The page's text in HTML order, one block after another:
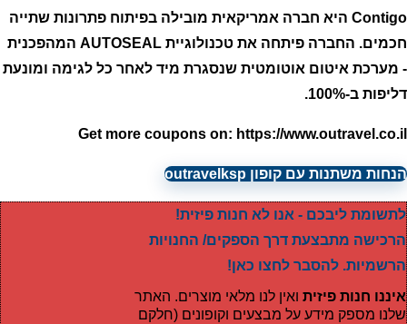
Contigo היא חברה אמריקאית מובילה בפיתוח פתרונות שתייה
חכמים. החברה פיתחה את טכנולוגיית AUTOSEAL המהפכנית
- מערכת איטום אוטומטית שנסגרת מיד לאחר כל לגימה ומונעת
דליפות ב-100%.
Get more coupons on: https://www.outravel.co.il
הנחות משתנות עם קופון outravelksp
לתשומת ליבכם - אנו לא חנות פיזית!
הרכישה מתבצעת דרך הספקים/ החנויות
הרשמיות. להסבר לחצו כאן!
איננו חנות פיזית ואין לנו מלאי מוצרים. האתר
שלנו מספק מידע על מבצעים וקופונים (חלקם